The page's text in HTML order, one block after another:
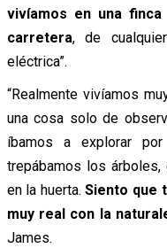
vivíamos en una
carretera, de
eléctrica”.
“Realmente vivíamos
una cosa solo de
íbamos a explorar
trepábamos los árboles,
en la huerta.Siento que
muy real con la
James.